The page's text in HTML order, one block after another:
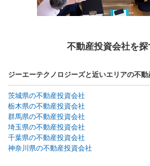
不動産投資会社を探
ジーエーテクノロジーズと近いエリアの不
茨城県の不動産投資会社
栃木県の不動産投資会社
群馬県の不動産投資会社
埼玉県の不動産投資会社
千葉県の不動産投資会社
神奈川県の不動産投資会社